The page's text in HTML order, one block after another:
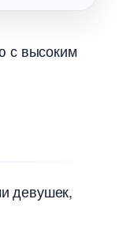
с высоким
девушек,